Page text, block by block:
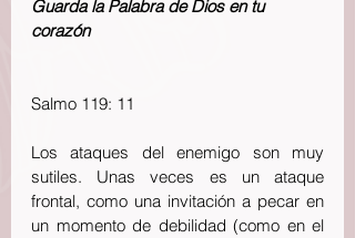
Guarda la Palabra de Dios en tu
corazón
Salmo 119: 11
Los ataques del enemigo son muy
sutiles. Unas veces es un ataque
frontal, como una invitación a pecar en
un momento de debilidad (como en el